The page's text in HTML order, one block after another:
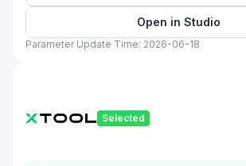
Open in Studio
Parameter Update Time: 2026-06-18
Selected